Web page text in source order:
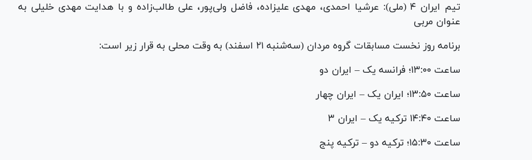
تیم ایران ۴ (ملی): عرشیا احمدی، مهدی علیزاده، فاضل ولی‌پور، علی طالب‌زاده و با هدایت مهدی خلیلی به
عنوان مربی
برنامه روز نخست مسابقات گروه مردان (سه‌شنبه ۲۱ اسفند) به وقت محلی به قرار زیر است:
ساعت ۱۳:۰۰؛ فرانسه یک – ایران دو
ساعت ۱۳:۵۰؛ ایران یک – ایران چهار
ساعت ۱۴:۴۰ ترکیه یک – ایران ۳
ساعت ۱۵:۳۰؛ ترکیه دو – ترکیه پنج